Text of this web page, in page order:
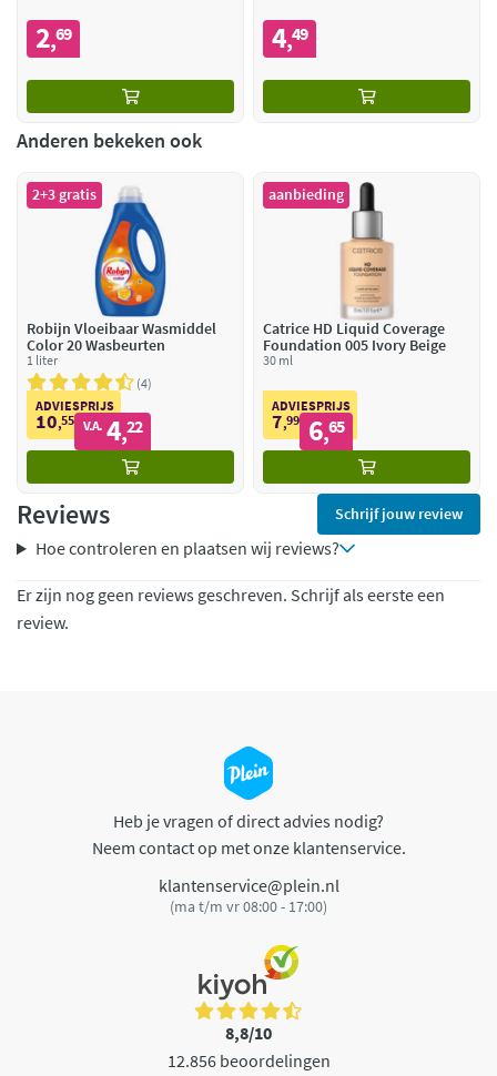
2,69 4,49
Anderen bekeken ook
2+3 gratis
Robijn Vloeibaar Wasmiddel
Color 20 Wasbeurten
1 liter
4
ADVIESPRIJS
10,55 V.A. 4,22
aanbieding
Catrice HD Liquid Coverage
Foundation 005 Ivory Beige
30 ml
ADVIESPRIJS
7,99 6,65
Reviews Schrijf jouw review
Hoe controleren en plaatsen wij reviews?
Er zijn nog geen reviews geschreven. Schrijf als eerste een
review.
Heb je vragen of direct advies nodig?
Neem contact op met onze klantenservice.
klantenservice@plein.nl
(ma t/m vr 08:00 - 17:00)
8,8/10
12.856 beoordelingen